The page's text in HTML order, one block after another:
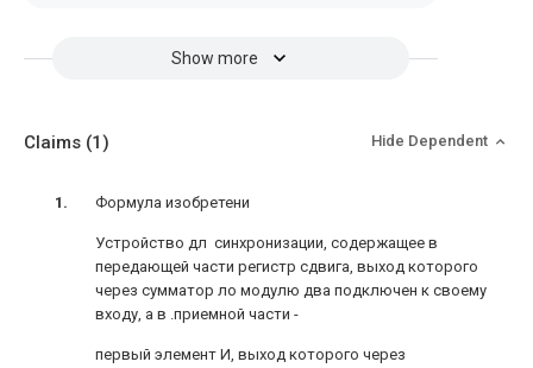
Show more
Claims (1) Hide Dependent
Формула изобретени
Устройство дл синхронизации, содержащее в
передающей части регистр сдвига, выход которого
через сумматор ло модулю два подключен к своему
входу, а в .приемной части -
первый элемент И, выход которого через